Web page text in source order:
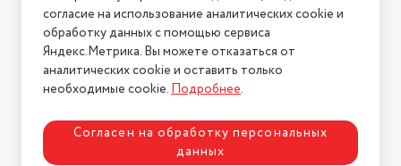
2026 © Интернет-магазин "АстМаркет". У нас есть всё!
Политика конфиденциальности
согласие на использование аналитических cookie и
обработку данных с помощью сервиса
Яндекс.Метрика. Вы можете отказаться от
аналитических cookie и оставить только
необходимые cookie.Подробнее.
Согласен на обработку персональных
данных